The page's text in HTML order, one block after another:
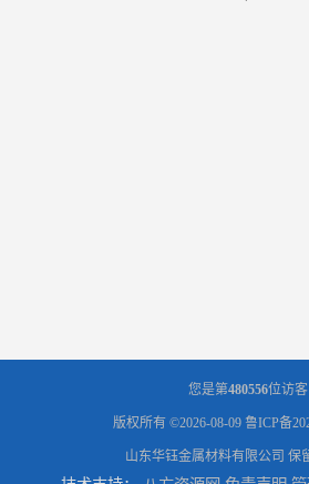
您是第480556位访客
版权所有 ©2026-08-09 鲁ICP备
山东华钰金属材料有限公司 保